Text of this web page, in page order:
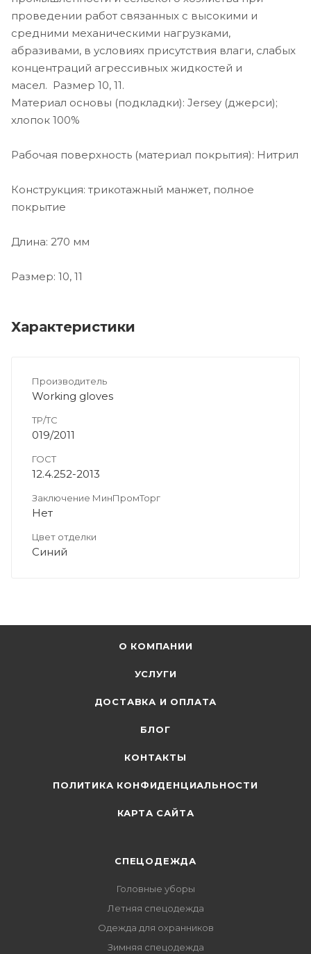
проведении работ связанных с высокими и
средними механическими нагрузками,
абразивами, в условиях присутствия влаги, слабых
концентраций агрессивных жидкостей и
масел. Размер 10, 11.
Материал основы (подкладки): Jersey (джерси);
хлопок 100%
Рабочая поверхность (материал покрытия): Нитрил
Конструкция: трикотажный манжет, полное
покрытие
Длина: 270 мм
Размер: 10, 11
Характеристики
Производитель
Working gloves
ТР/ТС
019/2011
ГОСТ
12.4.252-2013
Заключение МинПромТорг
Нет
Цвет отделки
Синий
О КОМПАНИИ
УСЛУГИ
ДОСТАВКА И ОПЛАТА
БЛОГ
КОНТАКТЫ
ПОЛИТИКА КОНФИДЕНЦИАЛЬНОСТИ
КАРТА САЙТА
СПЕЦОДЕЖДА
Головные уборы
Летняя спецодежда
Одежда для охранников
Зимняя спецодежда